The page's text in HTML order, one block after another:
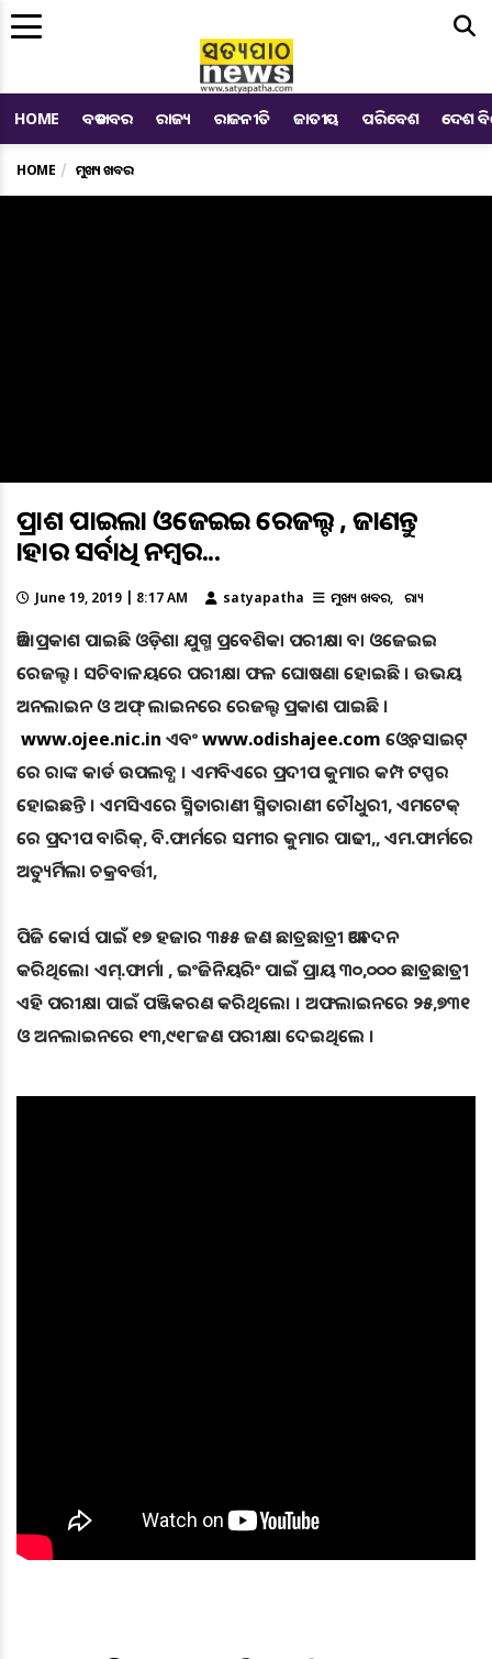
HOME ବଡ ଖବର ରାଜ୍ୟ ରାଜନୀତି ଜାତୀୟ ପରିବେଶ ଦେଶ
HOME ମୁଖ୍ୟ ଖବର
ପ୍ରକାଶ ପାଇଲା ଓଜେଇଇ ରେଜଲ୍ଟ , ଜାଣନ୍ତୁ
କାହାର ସର୍ବାଧିକ ନମ୍ବର...
June 19, 2019 | 8:17 AM satyapatha ମୁଖ୍ୟ ଖବର ରାଜ୍ୟ
ଆଜି ପ୍ରକାଶ ପାଇଛି ଓଡ଼ିଶା ଯୁଗ୍ମ ପ୍ରବେଶିକା ପରୀକ୍ଷା ବା ଓଜେଇଇ
ରେଜଲ୍ଟ । ସଚିବାଳୟରେ ପରୀକ୍ଷା ଫଳ ଘୋଷଣା ହୋଇଛି । ଉଭୟ
ଅନଲାଇନ ଓ ଅଫ୍ ଲାଇନରେ ରେଜଲ୍ଟ ପ୍ରକାଶ ପାଇଛି ।
www.ojee.nic.in ଏବଂwww.odishajee.com ଓ୍ବେବସାଇଟ୍
ରେ ରାଙ୍କ କାର୍ଡ ଉପଲବ୍ଧ । ଏମବିଏରେ ପ୍ରଦୀପ କୁମାର କମ୍ପ ଟପ୍ପର
ହୋଇଛନ୍ତି । ଏମସିଏରେ ସ୍ମିତାରାଣୀ ସ୍ମିତାରାଣୀ ଚୌଧୁରୀ, ଏମଟେକ୍
ରେ ପ୍ରଦୀପ ବାରିକ୍, ବି.ଫାର୍ମରେ ସମୀର କୁମାର ପାଢୀ,, ଏମ.ଫାର୍ମରେ
ଅତ୍ୟୁର୍ମିଲା ଚକ୍ରବର୍ତ୍ତୀ,
ପିଜି କୋର୍ସ ପାଇଁ ୧୭ ହଜାର ୩୫୫ ଜଣ ଛାତ୍ରଛାତ୍ରୀ ଆବେଦନ
କରିଥିଲେ। ଏମ୍.ଫାର୍ମା , ଇଂଜିନିୟରିଂ ପାଇଁ ପ୍ରାୟ ୩୦,୦୦୦ ଛାତ୍ରଛାତ୍ରୀ
ଏହି ପରୀକ୍ଷା ପାଇଁ ପଞ୍ଜିକରଣ କରିଥିଲେ। । ଅଫଲାଇନରେ ୨୫,୭୩୧
ଓ ଅନଲାଇନରେ ୧୩,୯୧୮ଜଣ ପରୀକ୍ଷା ଦେଇଥିଲେ ।